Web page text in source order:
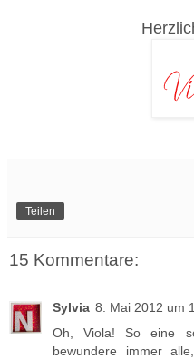
Teilen
15 Kommentare:
Sylvia 8. Mai 2012 um
Oh, Viola! So eine
bewundere immer